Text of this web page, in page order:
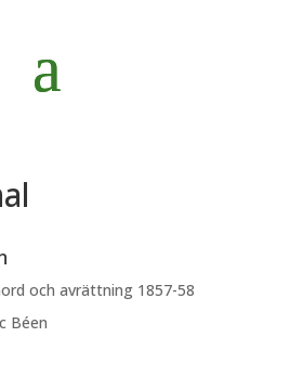
och avrättning 1857-58
Béen